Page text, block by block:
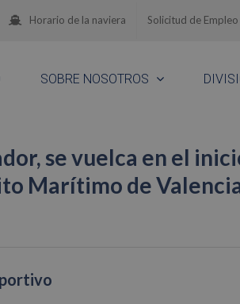
Horario de la naviera Solicitud de Empleo
SOBRE NOSOTROS
se vuelca en el
Marítimo de